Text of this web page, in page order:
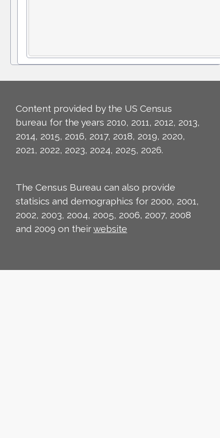
Content provided by the US Census
bureau for the years 2010, 2011, 2012, 2013,
2014, 2015, 2016, 2017, 2018, 2019, 2020,
2021, 2022, 2023, 2024, 2025, 2026.
The Census Bureau can also provide
statisics and demographics for 2000, 2001,
2002, 2003, 2004, 2005, 2006, 2007, 2008
and 2009 on theirwebsite